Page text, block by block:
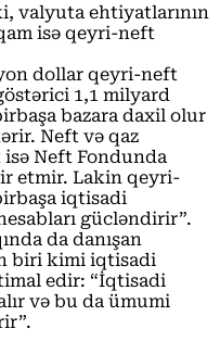
valyuta ehtiyatlarının
isə qeyri-neft
dollar qeyri-neft
1,1 milyard
bazara daxil olur
Neft və qaz
isə Neft Fondunda
etmir. Lakin qeyri-
iqtisadi
gücləndirir”.
da danışan
biri kimi iqtisadi
edir: “İqtisadi
və bu da ümumi